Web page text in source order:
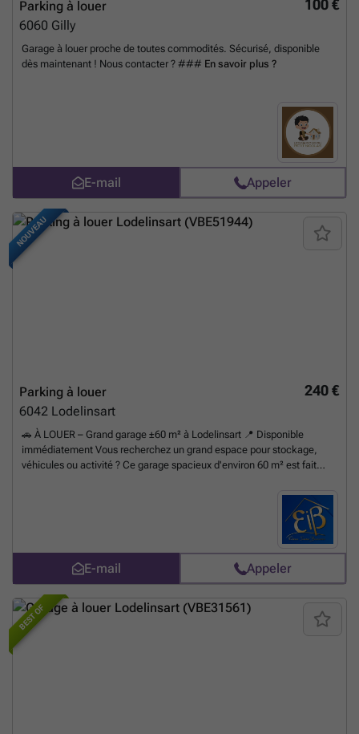
100 €
Parking à louer
6060 Gilly
Garage à louer proche de toutes commodités. Sécurisé, disponible
dès maintenant ! Nous contacter ? ### En savoir plus ?
E-mail Appeler
NOUVEAU
240 €
Parking à louer
6042 Lodelinsart
🚗 À LOUER – Grand garage ±60 m² à Lodelinsart 📍 Disponible
immédiatement Vous recherchez un grand espace pour stockage,
véhicules ou activité ? Ce garage spacieux d'environ 60 m² est fait
6 m (légèrement plus étroit à l’avant) ✔ Profondeur : entre ± 5,5 et 6 m
✔ Porte d’entrée : • Largeur : ± 2,70 m • Hauteur : entre 2,60 et 2,70 m
✔ Accès facile 💰 Conditions : • Loyer : 240 € / mois • Garantie
Disponibilité : immédiate 📍 Adresse : Rue de la Brasserie Mont-Plaisir
12+, 6042 Lodelinsart 📞 Intéressé(e) ? Contactez-nous pour une visite
! ☎ ### 🌐 ### #location #garage #lodelinsart #immobilier
#stockage #charleroi #locationgarage #elenaimmo 🚀
plus ?
E-mail Appeler
BEST OF